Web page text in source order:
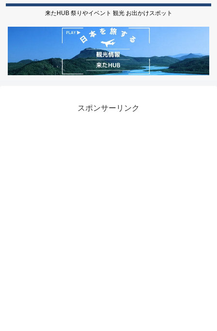
来たHUB 祭りやイベント 観光 お出かけスポット
スポンサーリンク